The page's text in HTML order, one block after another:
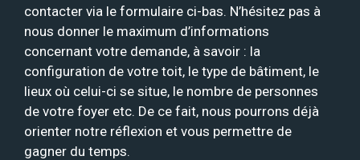
contacter via le formulaire ci-bas. N’hésitez pas à
nous donner le maximum d’informations
concernant votre demande, à savoir : la
configuration de votre toit, le type de bâtiment, le
lieux où celui-ci se situe, le nombre de personnes
de votre foyer etc. De ce fait, nous pourrons déjà
orienter notre réflexion et vous permettre de
gagner du temps.